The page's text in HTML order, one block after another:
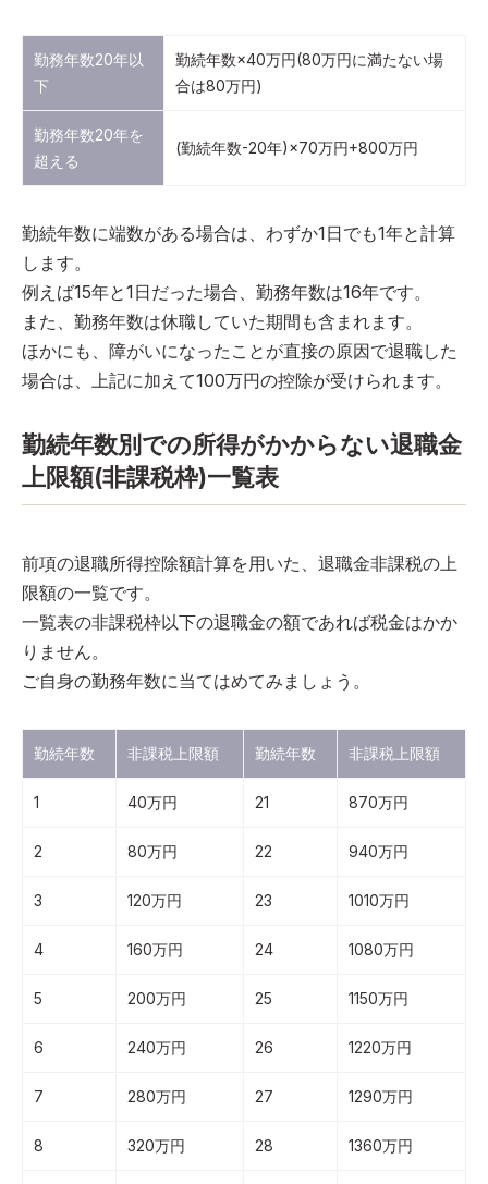
勤務年数20年以
下
勤続年数×40万円(80万円に満たない場
合は80万円)
勤務年数20年を
超える
(勤続年数-20年)×70万円+800万円
勤続年数に端数がある場合は、わずか1日でも1年と計算
します。
例えば15年と1日だった場合、勤務年数は16年です。
また、勤務年数は休職していた期間も含まれます。
ほかにも、障がいになったことが直接の原因で退職した
場合は、上記に加えて100万円の控除が受けられます。
勤続年数別での所得がかからない退職金
上限額(非課税枠)一覧表
前項の退職所得控除額計算を用いた、退職金非課税の上
限額の一覧です。
一覧表の非課税枠以下の退職金の額であれば税金はかか
りません。
ご自身の勤務年数に当てはめてみましょう。
勤続年数 非課税上限額 勤続年数 非課税上限額
1 40万円 21 870万円
2 80万円 22 940万円
3 120万円 23 1010万円
4 160万円 24 1080万円
5 200万円 25 1150万円
6 240万円 26 1220万円
7 280万円 27 1290万円
8 320万円 28 1360万円